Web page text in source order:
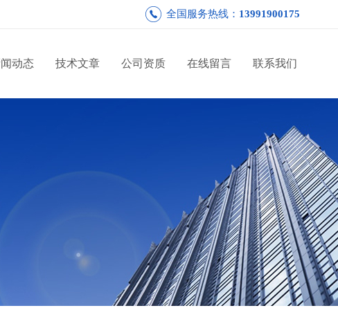
全国服务热线： 13991900175
动态 技术文章 公司资质 在线留言 联系我们